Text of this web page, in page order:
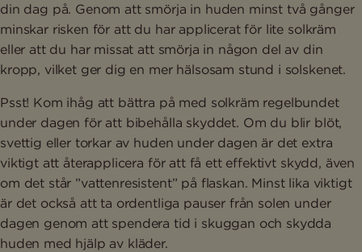
din dag på. Genom att smörja in huden minst två gånger
minskar risken för att du har applicerat för lite solkräm
eller att du har missat att smörja in någon del av din
kropp, vilket ger dig en mer hälsosam stund i solskenet.
Psst! Kom ihåg att bättra på med solkräm regelbundet
under dagen för att bibehålla skyddet. Om du blir blöt,
svettig eller torkar av huden under dagen är det extra
viktigt att återapplicera för att få ett effektivt skydd, även
om det står ”vattenresistent” på flaskan. Minst lika viktigt
är det också att ta ordentliga pauser från solen under
dagen genom att spendera tid i skuggan och skydda
huden med hjälp av kläder.